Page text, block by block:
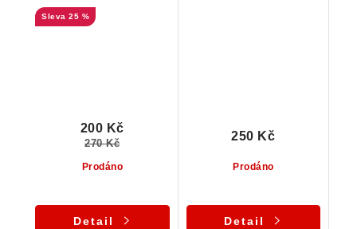
25 %
Prodáno
200 Kč
270 Kč
Detail
Prodáno
250 Kč
Detail